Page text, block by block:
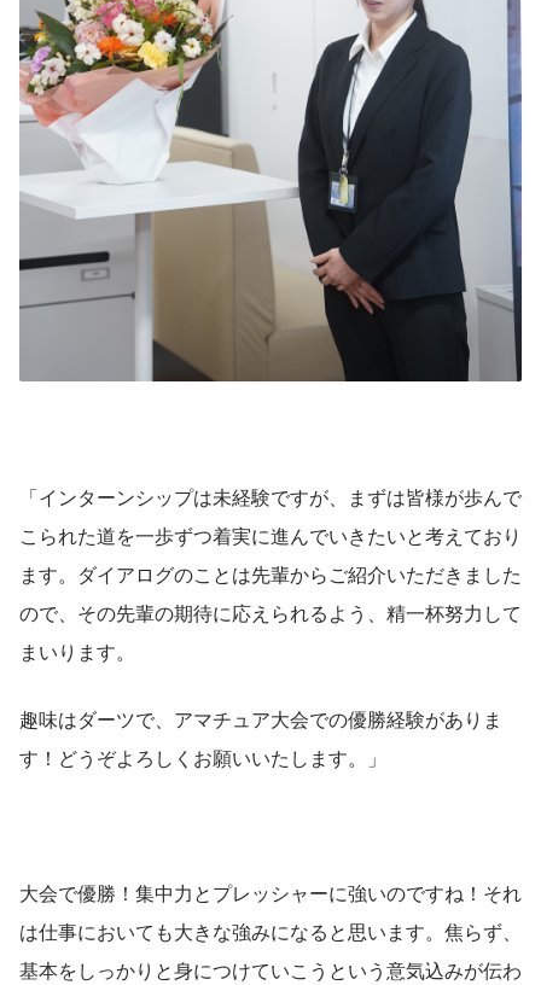
「インターンシップは未経験ですが、まずは皆様が歩んで
こられた道を一歩ずつ着実に進んでいきたいと考えており
ます。ダイアログのことは先輩からご紹介いただきました
ので、その先輩の期待に応えられるよう、精一杯努力して
まいります。
趣味はダーツで、アマチュア大会での優勝経験がありま
す！どうぞよろしくお願いいたします。」
大会で優勝！集中力とプレッシャーに強いのですね！それ
は仕事においても大きな強みになると思います。焦らず、
基本をしっかりと身につけていこうという意気込みが伝わ